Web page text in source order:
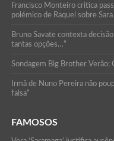
Francisco Monteiro critica
polémico de Raquel sobre Sara
Bruno Savate contexta
tantas opções…”
Sondagem Big Brother Verão:
Irmã de Nuno Pereira não
falsa”
FAMOSOS